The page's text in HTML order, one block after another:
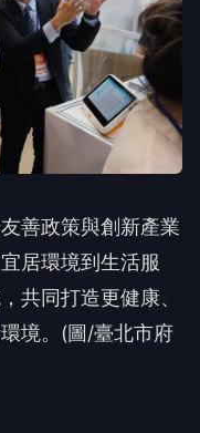
善政策與創新產業
居環境到生活服
共同打造更健康、
境。(圖/臺北市府